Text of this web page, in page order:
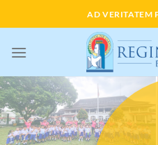
to
AD VERITATEM